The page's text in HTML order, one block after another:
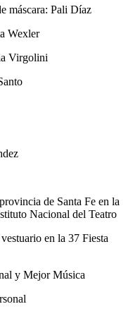
máscara: Pali Díaz
Wexler
Virgolini
de Santa Fe en la
Nacional del Teatro
en la 37 Fiesta
y Mejor Música